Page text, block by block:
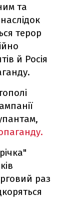
та
терор
й Росія
раз